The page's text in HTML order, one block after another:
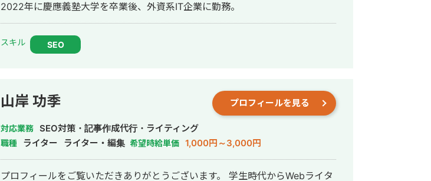
2022年に慶應義塾大学を卒業後、外資系IT企業に勤務。
スキル SEO
山岸 功季 プロフィールを見る
対応業務 SEO対策・記事作成代行・ライティング
職種 ライター ライター・編集 希望時給単価 1,000円～3,000円
プロフィールをご覧いただきありがとうございます。 学生時代からWebライタ